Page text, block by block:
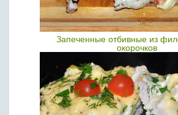
Запеченные отбивные из
окорочков